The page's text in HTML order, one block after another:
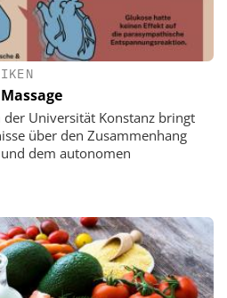
der Universität Konstanz bringt
über den Zusammenhang
dem autonomen